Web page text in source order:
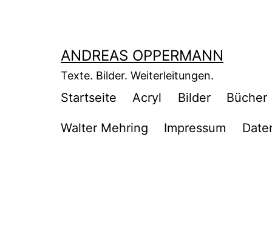
ANDREAS OPPERMANN
Texte. Bilder. Weiterleitungen.
Startseite Acryl Bilder Bücher
Walter Mehring Impressum